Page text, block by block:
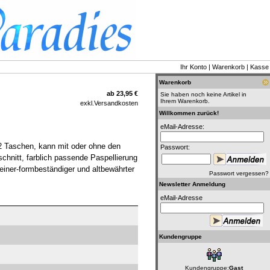
Ihr Konto | Warenkorb | Kasse
ab 23,95 €
exkl. Versandkosten
kann mit oder ohne den
farblich passende Paspellierung
formbeständiger und altbewährter
Warenkorb
Sie haben noch keine Artikel in
Ihrem Warenkorb.
Willkommen zurück!
eMail-Adresse:
Passwort:
Passwort vergessen?
Newsletter Anmeldung
eMail-Adresse
Kundengruppe
Kundengruppe:Gast